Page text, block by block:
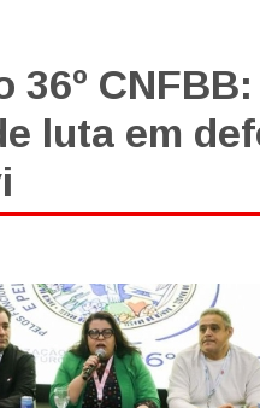
36º
luta em